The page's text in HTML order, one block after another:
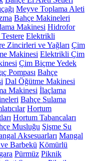
Meyve Toplama Aleti
Bahçe Makineleri
Makinesi Hidrofor
Elektrikli
Zincirleri ve Yağları Çim
Makinesi Elektrikli Çim
Çim Biçme Yedek
Pompası Bahçe
Dal Öğütme Makinesi
Makinesi İlaçlama
Bahçe Sulama
Hortum
Hortum Tabancaları
Musluğu Şişme Su
Aksesuarları Mangal
Barbekü Kömürlü
Pürmüz Piknik